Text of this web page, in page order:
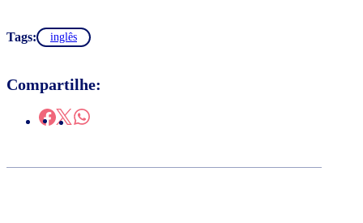
Tags: inglês
Compartilhe: